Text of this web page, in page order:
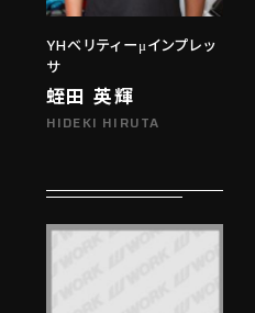
YHベリティーμインプレッ
サ
蛭田 英輝
HIDEKI HIRUTA